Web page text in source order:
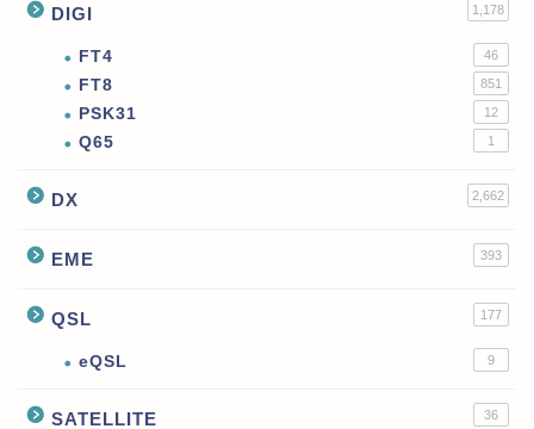
DIGI 1,178
FT4 46
FT8 851
PSK31 12
Q65 1
DX 2,662
EME 393
QSL 177
eQSL 9
SATELLITE 36